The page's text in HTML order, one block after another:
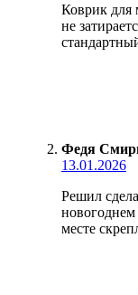
Коврик для
не
Федя
13.01.2026
Решил
новогоднем
месте